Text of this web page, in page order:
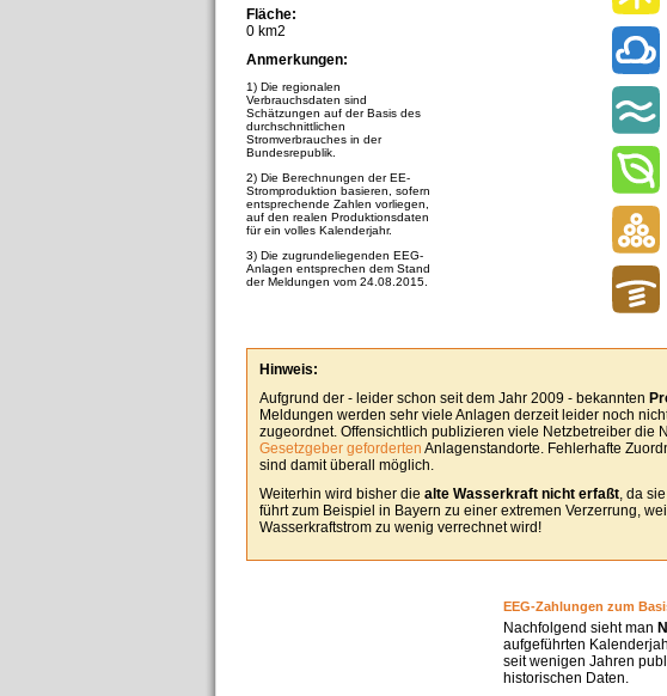
Fläche:
0 km2
Anmerkungen:
1) Die regionalen
Verbrauchsdaten sind
Schätzungen auf der Basis des
durchschnittlichen
Stromverbrauches in der
Bundesrepublik.
2) Die Berechnungen der EE-
Stromproduktion basieren, sofern
entsprechende Zahlen vorliegen,
auf den realen Produktionsdaten
für ein volles Kalenderjahr.
3) Die zugrundeliegenden EEG-
Anlagen entsprechen dem Stand
der Meldungen vom 24.08.2015.
Hinweis:
Aufgrund der - leider schon seit dem Jahr 2009 - bekannten
Meldungen werden sehr viele Anlagen derzeit leider noch
zugeordnet. Offensichtlich publizieren viele Netzbetreiber die
Gesetzgeber geforderten Anlagenstandorte. Fehlerhafte
sind damit überall möglich.
Weiterhin wird bisher die alte Wasserkraft nicht erfaßt, da
führt zum Beispiel in Bayern zu einer extremen Verzerrung,
Wasserkraftstrom zu wenig verrechnet wird!
EEG-Zahlungen zum
Nachfolgend sieht man
aufgeführten
seit wenigen Jahren
historischen Daten.